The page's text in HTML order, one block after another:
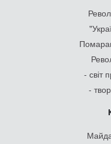
- світ
-